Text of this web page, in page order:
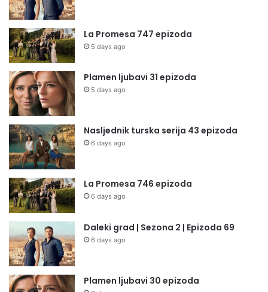
La Promesa 747 epizoda
5 days ago
Plamen ljubavi 31 epizoda
5 days ago
Nasljednik turska serija 43 epizoda
6 days ago
La Promesa 746 epizoda
6 days ago
Daleki grad | Sezona 2 | Epizoda 69
6 days ago
Plamen ljubavi 30 epizoda